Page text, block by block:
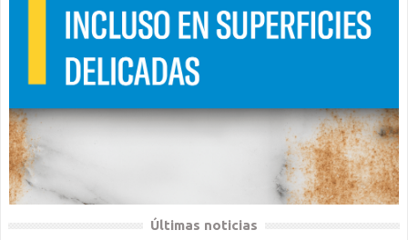
Últimas noticias